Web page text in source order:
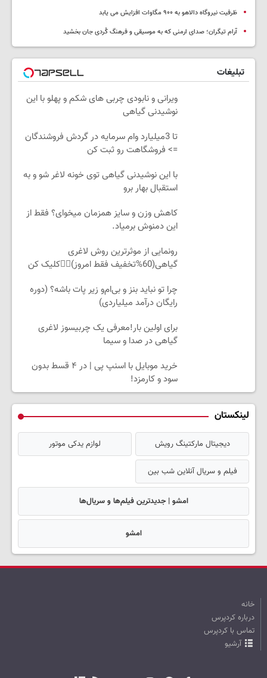
ظرفیت نیروگاه دالاهو به ۹۰۰ مگاوات افزایش می یابد
آرام تیگران؛ صدای ارمنی که به موسیقی و فرهنگ کُردی جان بخشید
تبلیغات
ویرانی و نابودی چربی های شکم و پهلو با این
نوشیدنی گیاهی
تا 3میلیارد وام سرمایه در گردش فروشندگان
=> فروشگاهت رو ثبت کن
با این نوشیدنی گیاهی توی خونه لاغر شو و به
استقبال بهار برو
کاهش وزن و سایز همزمان میخوای؟ فقط از
این دمنوش برمیاد.
رونمایی از موثرترین روش لاغری
گیاهی(60%تخفیف فقط امروز)👈🏻کلیک کن
چرا تو نباید بنز و بی‌ام‌و زیر پات باشه؟ (دوره
رایگان درآمد میلیاردی)
برای اولین بار!معرفی یک چربیسوز لاغری
گیاهی در صدا و سیما
خرید موبایل با اسنپ پی | در ۴ قسط بدون
سود و کارمزد!
لینکستان
دیجیتال مارکتینگ رویش لوازم یدکی موتور
فیلم و سریال آنلاین شب بین
امشو | جدیدترین فیلم‌ها و سریال‌ها
امشو
خانه
درباره کردپرس
تماس با کردپرس
آرشیو